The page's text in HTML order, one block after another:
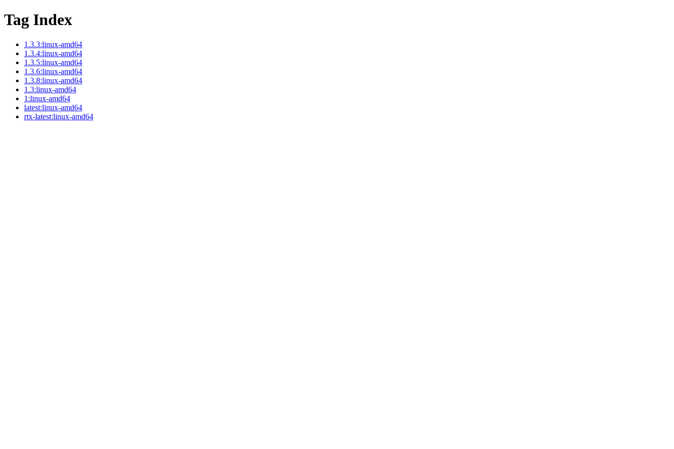
Tag Index
1.3.3:linux-amd64
1.3.4:linux-amd64
1.3.5:linux-amd64
1.3.6:linux-amd64
1.3.8:linux-amd64
1.3:linux-amd64
1:linux-amd64
latest:linux-amd64
rtx-latest:linux-amd64